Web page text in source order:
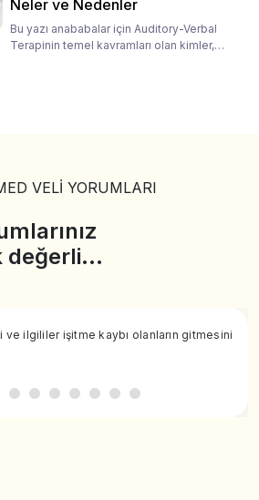
Neler ve Nedenler
Bu yazı anababalar için Auditory-Verbal
Terapinin temel kavramları olan kimler,
VELİ YORUMLARI
değerli…
ilgililer işitme kaybı olanların gitmesini